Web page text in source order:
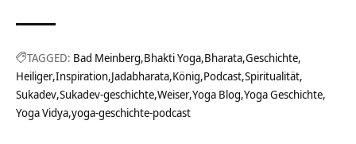
TAGGED: Bad Meinberg Bhakti Yoga Bharata Geschichte
Heiliger Inspiration Jadabharata König Podcast Spiritualität
Sukadev Sukadev-geschichte Weiser Yoga Blog Yoga Geschichte
Yoga Vidya yoga-geschichte-podcast